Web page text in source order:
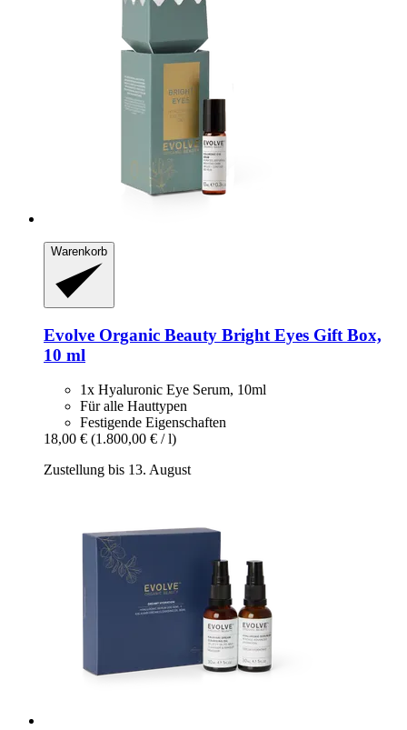
Warenkorb
Evolve Organic Beauty Bright Eyes Gift Box,
10 ml
1x Hyaluronic Eye Serum, 10ml
Für alle Hauttypen
Festigende Eigenschaften
18,00 € (1.800,00 € / l)
Zustellung bis 13. August